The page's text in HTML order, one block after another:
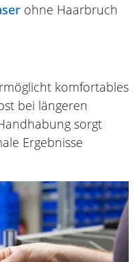
ohne Haarbruch
komfortables
bei längeren
sorgt
Ergebnisse